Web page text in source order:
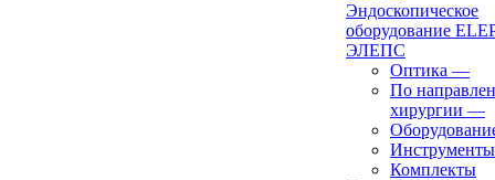
Эндоскопическое
оборудование
ЭЛЕПС
Оптика —
По
хирургии —
Инструменты
Комплекты